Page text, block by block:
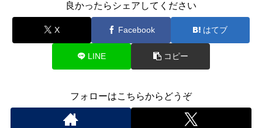
良かったらシェアしてください
X Facebook はてブ
LINE コピー
フォローはこちらからどうぞ